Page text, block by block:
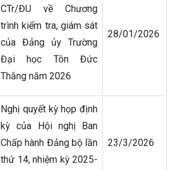
CTr/ĐU về Chương
trình kiểm tra, giám sát
của Đảng ủy Trường
Đại học Tôn Đức
Thắng năm 2026
28/01/2026
Nghị quyết kỳ họp định
kỳ của Hội nghị Ban
Chấp hành Đảng bộ lần
thứ 14, nhiệm kỳ 2025-
23/3/2026